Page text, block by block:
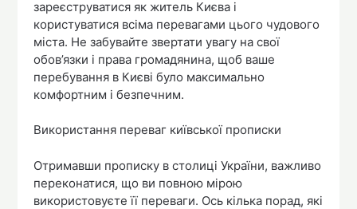
зареєструватися як житель Києва і
користуватися всіма перевагами цього чудового
міста. Не забувайте звертати увагу на свої
обов’язки і права громадянина, щоб ваше
перебування в Києві було максимально
комфортним і безпечним.
Використання переваг київської прописки
Отримавши прописку в столиці України, важливо
переконатися, що ви повною мірою
використовуєте її переваги. Ось кілька порад, які